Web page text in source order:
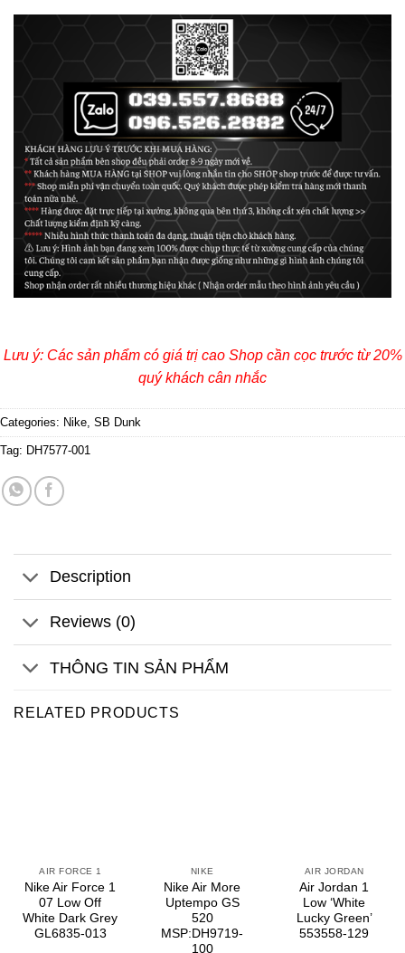
Lưu ý: Các sản phẩm có giá trị cao Shop cần cọc trước từ 20%
quý khách cân nhắc
Categories: Nike SB Dunk
Tag: DH7577-001
Description
Reviews (0)
THÔNG TIN SẢN PHẨM
RELATED PRODUCTS
AIR FORCE 1
Nike Air Force 1
07 Low Off
White Dark Grey
GL6835-013
NIKE
Nike Air More
Uptempo GS
520
MSP:DH9719-
100
AIR JORDAN
Air Jordan 1
Low ‘White
Lucky Green’
553558-129